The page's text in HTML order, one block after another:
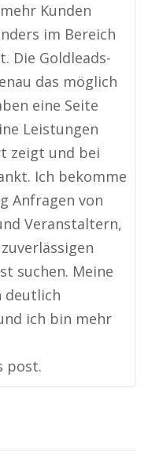
Kunden
im Bereich
Die Goldleads-
das möglich
eine Seite
Leistungen
zeigt und bei
Ich bekomme
Anfragen von
Veranstaltern,
suchen. Meine
deutlich
ich bin mehr
post.